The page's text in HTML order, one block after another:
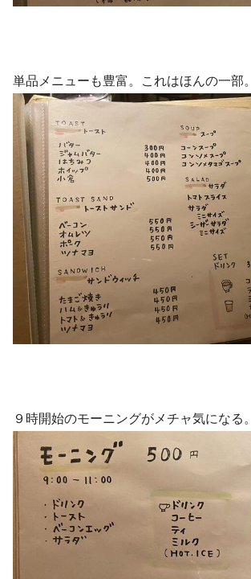
単品メニューも豊富。これはほんの一部。
９時開始のモーニングがメチャ気になる。